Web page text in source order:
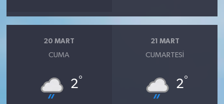
20 MART
CUMA
2°
21 MART
CUMARTESI
2°